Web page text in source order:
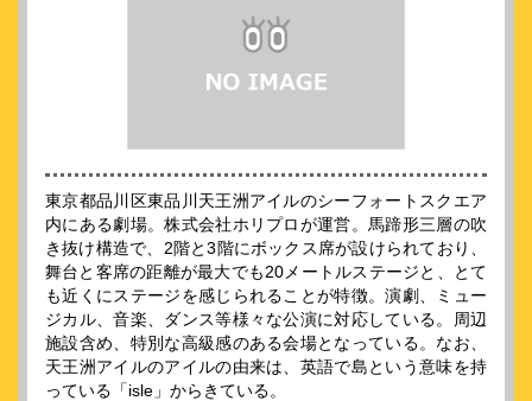
東京都品川区東品川天王洲アイルのシーフォートスクエア
内にある劇場。株式会社ホリプロが運営。馬蹄形三層の吹
き抜け構造で、2階と3階にボックス席が設けられており、
舞台と客席の距離が最大でも20メートルステージと、とて
も近くにステージを感じられることが特徴。演劇、ミュー
ジカル、音楽、ダンス等様々な公演に対応している。周辺
施設含め、特別な高級感のある会場となっている。なお、
天王洲アイルのアイルの由来は、英語で島という意味を持
っている「isle」からきている。